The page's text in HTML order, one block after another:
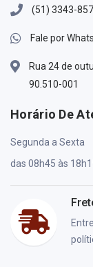
(51) 3343-
Fale por
Rua 24 de
90.510-001
Horário De
Segunda a Sexta
das 08h45 às